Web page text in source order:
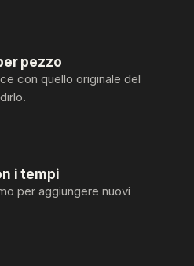
pezzo
con quello originale del
i tempi
per aggiungere nuovi